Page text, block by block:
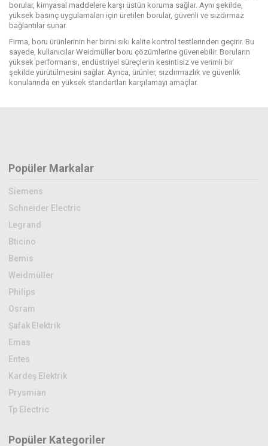
borular, kimyasal maddelere karşı üstün koruma sağlar. Aynı şekilde,
yüksek basınç uygulamaları için üretilen borular, güvenli ve sızdırmaz
bağlantılar sunar.
Firma, boru ürünlerinin her birini sıkı kalite kontrol testlerinden geçirir. Bu
sayede, kullanıcılar Weidmüller boru çözümlerine güvenebilir. Boruların
yüksek performansı, endüstriyel süreçlerin kesintisiz ve verimli bir
şekilde yürütülmesini sağlar. Ayrıca, ürünler, sızdırmazlık ve güvenlik
konularında en yüksek standartları karşılamayı amaçlar.
Popüler Markalar
Siemens
Schneider Electric
Legrand
Bticino
Bemis
Weidmüller
Philips
Osram
Şafak Elektrik
Emas
Entes
Kardeş Elektrik
Prysmian
Tp Electric
Popüler Kategoriler